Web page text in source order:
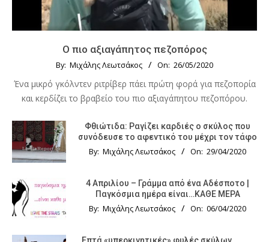
Ο πιο αξιαγάπητος πεζοπόρος
By: Μιχάλης Λεωτσάκος On: 26/05/2020
Ένα μικρό γκόλντεν ριτρίβερ πάει πρώτη φορά για πεζοπορία
και κερδίζει το βραβείο του πιο αξιαγάπητου πεζοπόρου.
Φθιώτιδα: Ραγίζει καρδιές ο σκύλος που
συνόδευσε το αφεντικό του μέχρι τον τάφο
By: Μιχάλης Λεωτσάκος On: 29/04/2020
4 Απριλίου – Γράμμα από ένα Αδέσποτο |
Παγκόσμια ημέρα είναι…ΚΑΘΕ ΜΕΡΑ
By: Μιχάλης Λεωτσάκος On: 06/04/2020